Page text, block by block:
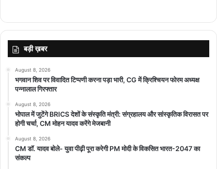
बड़ी ख़बर
August 8, 2026
भगवान शिव पर विवादित टिप्पणी करना पड़ा भारी, CG में क्रिश्चियन फोरम अध्यक्ष
पन्नालाल गिरफ्तार
August 8, 2026
भोपाल में जुटेंगे BRICS देशों के संस्कृति मंत्री: संग्रहालय और सांस्कृतिक विरासत पर
होगी चर्चा, CM मोहन यादव करेंगे मेजबानी
August 8, 2026
CM डॉ. यादव बोले- युवा पीढ़ी पूरा करेगी PM मोदी के विकसित भारत-2047 का
संकल्प